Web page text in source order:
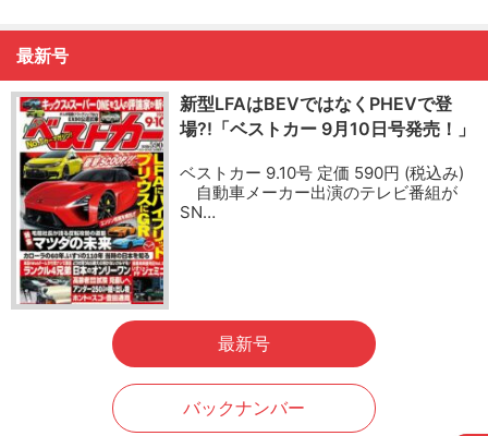
最新号
新型LFAはBEVではなくPHEVで登
場?!「ベストカー 9月10日号発売！」
ベストカー 9.10号 定価 590円 (税込み)
自動車メーカー出演のテレビ番組が
SN…
最新号
バックナンバー